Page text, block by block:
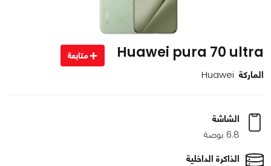
Huawei pura 70 ultra متابعة
الماركة Huawei
الشاشة
6.8 بوصة
الذاكرة الداخلية